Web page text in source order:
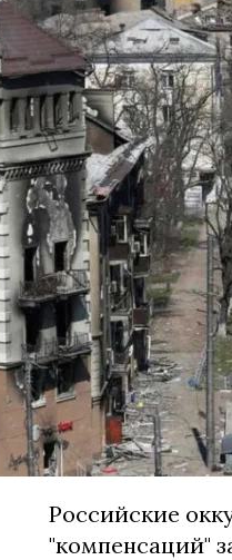
Российские
"компенсаций"